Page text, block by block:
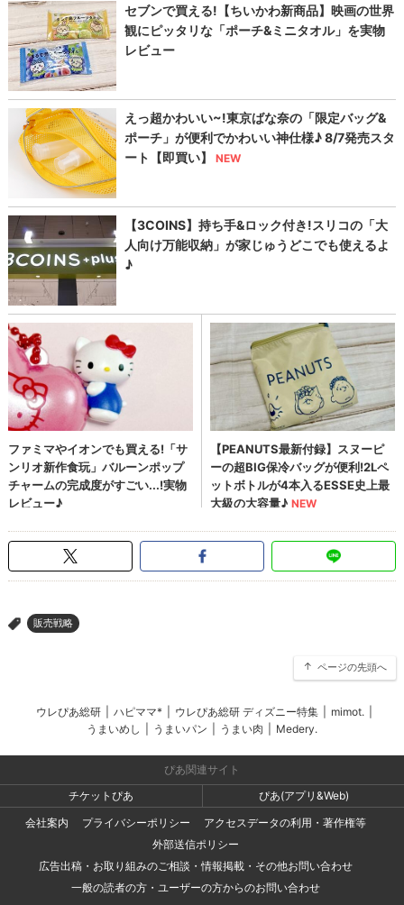
> 販売戦略
ページの先頭へ
ウレぴあ総研 ハピママ* ウレぴあ総研 ディズニー特集 mimot.
うまいめし
うまいパン うまい肉 Medery.
ぴあ関連サイト
チケットぴあ
ぴあ(アプリ&Web)
会社案内
プライバシーポリシー
アクセスデータの利用・著作権等
外部送信ポリシー
広告出稿・お取り組みのご相談・情報掲載・その他お問い合わせ
一般の読者の方・ユーザーの方からのお問い合わせ